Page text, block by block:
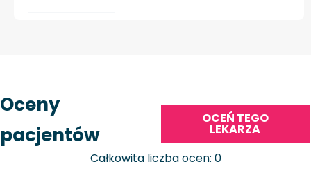
Oceny
pacjentów
OCEŃ TEGO
LEKARZA
Całkowita liczba ocen: 0